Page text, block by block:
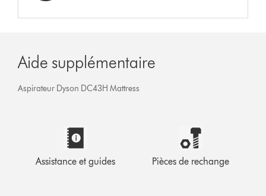
Aide supplémentaire
Aspirateur Dyson DC43H Mattress
Assistance et guides Pièces de rechange